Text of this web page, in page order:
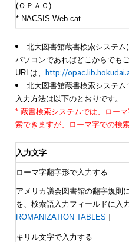
(ＯＰＡＣ)
* NACSIS Web-cat
北大図書館蔵書検索システ
パソコンであればどこからでも
URLは、 http://
北大図書館蔵書検索システ
入力方法は以下のとおりです。
* 蔵書検索システムでは、ロー
索できますが、ローマ字での検
入力文字
ローマ字翻字形で入力する
アメリカ議会図書館の翻字規則
を、検索語入力フィールドに入
ROMANIZATION TABLES ]
キリル文字で入力する